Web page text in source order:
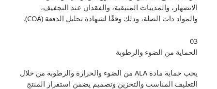
الانصهار، والمذيبات المتبقية، والفقدان عند التجفيف،
والمواد ذات الصلة، وذلك وفقًا لشهادة تحليل الدفعة (COA).
الحماية من الضوء والرطوبة
يجب حماية مادة ALA من الضوء والحرارة والرطوبة من خلال
التغليف المناسب والتخزين وتصميم يضمن استقرار المنتج